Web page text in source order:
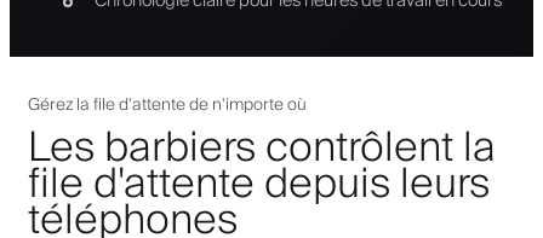
Gérez la file d'attente de n'importe où
Les barbiers contrôlent la
file d'attente depuis leurs
téléphones